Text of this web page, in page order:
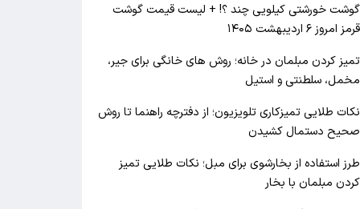
گوشت خورشتی کیلویی چند ؟! + لیست قیمت گوشت
قرمز امروز ۶ اردیبهشت ۱۴۰۵
تمیز کردن مبلمان در خانه؛ روش های خانگی برای جیر،
مخمل، سلطنتی و استیل
نکات طلایی تمیزکاری تلویزیون؛ از دفترچه راهنما تا روش
صحیح دستمال کشیدن
طرز استفاده از بخارشوی برای مبل؛ نکات طلایی تمیز
کردن مبلمان با بخار